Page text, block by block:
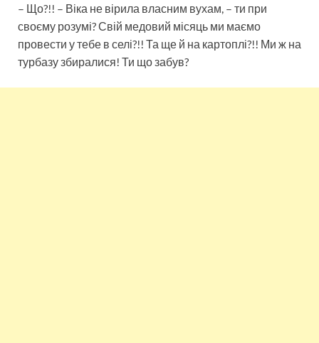
– Що?!! – Віка не вірила власним вухам, – ти при
своєму розумі? Свій медовий місяць ми маємо
провести у тебе в селі?!! Та ще й на картоплі?!! Ми ж на
турбазу збиралися! Ти що забув?